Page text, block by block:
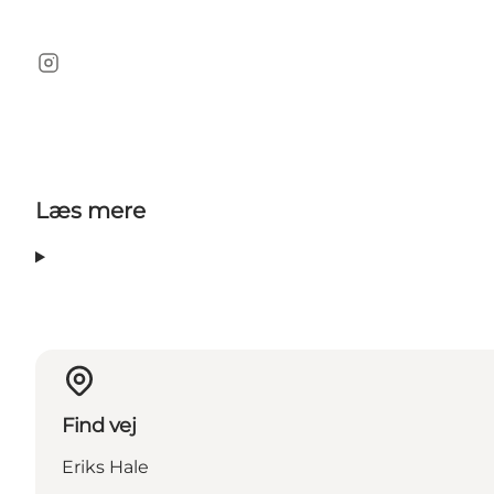
Instagram
Læs mere
Find vej
Eriks Hale